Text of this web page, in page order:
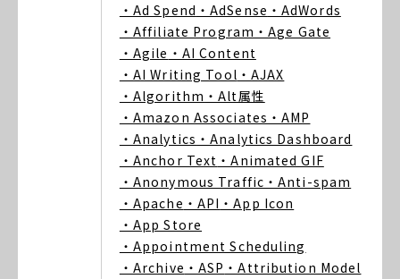
・Ad Spend ・AdSense ・AdWords
・Affiliate Program ・Age Gate
・Agile ・AI Content
・AI Writing Tool ・AJAX
・Algorithm ・Alt属性
・Amazon Associates ・AMP
・Analytics ・Analytics Dashboard
・Anchor Text ・Animated GIF
・Anonymous Traffic ・Anti-spam
・Apache ・API ・App Icon
・App Store
・Appointment Scheduling
・Archive ・ASP ・Attribution Model